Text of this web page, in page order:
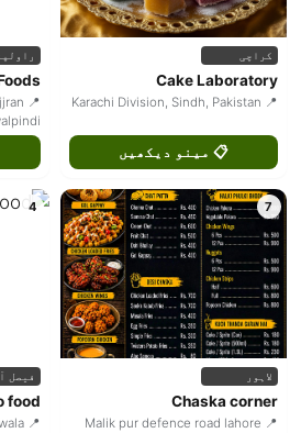
کراچی
Cake Laboratory
📍 Karachi Division, Sindh, Pakistan
📋 مینو دیکھیں
7
لاہور
Chaska corner
📍 Malik pur defence road lahore
4
فیصل
food